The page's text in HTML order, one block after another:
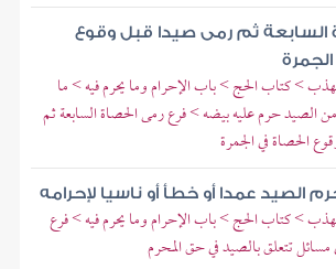
السابعة ثم رمى صيدا قبل وقوع
> كتاب الحج > باب الإحرام وما يحرم فيه > ما
الصيد حرم عليه بيضه > فرع رمى الحصاة السابعة ثم
الحصاة في الجمرة
الصيد عمدا أو خطأ أو ناسيا لإحرامه
> كتاب الحج > باب الإحرام وما يحرم فيه > فرع
مسائل تتعلق بالصيد في حق المحرم